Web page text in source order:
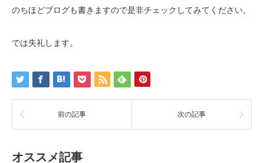
のちほどブログも書きますので是非チェックしてみてください。
では失礼します。
前の記事 次の記事
オススメ記事